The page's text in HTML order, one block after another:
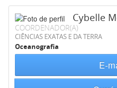
Cybelle
COORDENADOR(A)
CIÊNCIAS EXATAS E DA TERRA
Oceanografia
E-